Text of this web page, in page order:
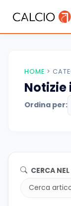
HOME >
Notizie
Ordina per:
CERCA